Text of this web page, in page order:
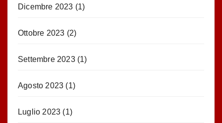
Dicembre 2023 (1)
Ottobre 2023 (2)
Settembre 2023(1)
Agosto 2023 (1)
Luglio 2023 (1)